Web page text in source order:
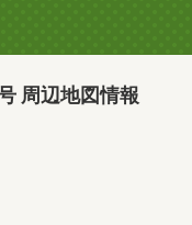
周辺地図情報